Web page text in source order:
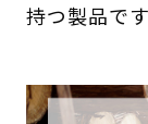
持つ製品です